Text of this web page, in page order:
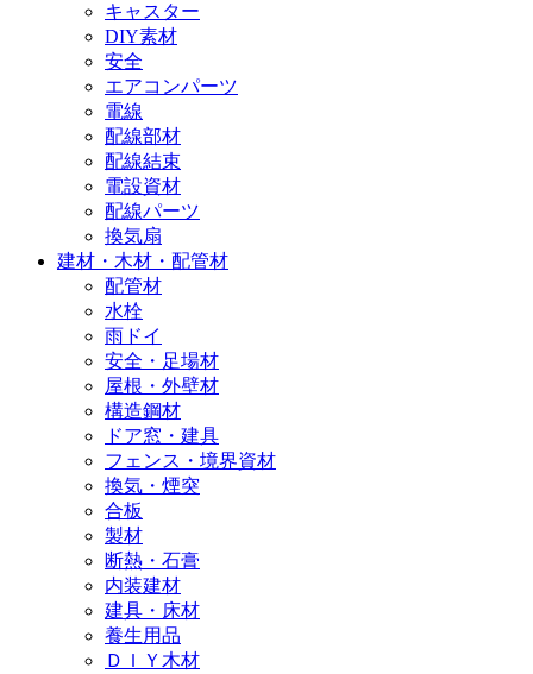
キャスター
DIY素材
安全
エアコンパーツ
電線
配線部材
配線結束
電設資材
配線パーツ
換気扇
建材・木材・配管材
配管材
水栓
雨ドイ
安全・足場材
屋根・外壁材
構造鋼材
ドア窓・建具
フェンス・境界資材
換気・煙突
合板
製材
断熱・石膏
内装建材
建具・床材
養生用品
ＤＩＹ木材